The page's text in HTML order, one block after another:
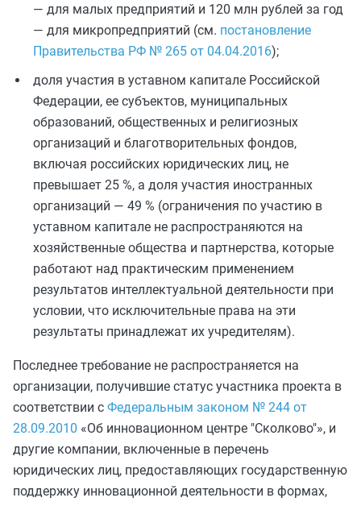
— для малых предприятий и 120 млн рублей за год
— для микропредприятий (см. постановление
Правительства РФ № 265 от 04.04.2016);
доля участия в уставном капитале Российской
Федерации, ее субъектов, муниципальных
образований, общественных и религиозных
организаций и благотворительных фондов,
включая российских юридических лиц, не
превышает 25 %, а доля участия иностранных
организаций — 49 % (ограничения по участию в
уставном капитале не распространяются на
хозяйственные общества и партнерства, которые
работают над практическим применением
результатов интеллектуальной деятельности при
условии, что исключительные права на эти
результаты принадлежат их учредителям).
Последнее требование не распространяется на
организации, получившие статус участника проекта в
соответствии с Федеральным законом № 244 от
28.09.2010 «Об инновационном центре "Сколково"», и
другие компании, включенные в перечень
юридических лиц, предоставляющих государственную
поддержку инновационной деятельности в формах,